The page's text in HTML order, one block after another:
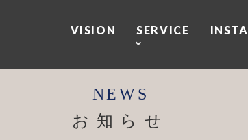
VISION SERVICE INSTA
お知らせ